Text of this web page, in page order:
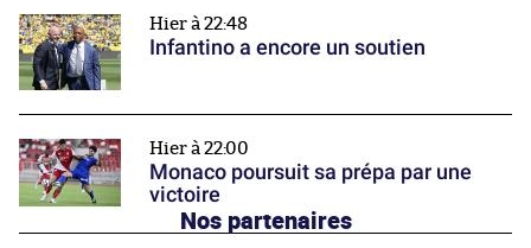
Hier à 22:48
Infantino a encore un soutien
Hier à 22:00
Monaco poursuit sa prépa par une
victoire
Nos partenaires